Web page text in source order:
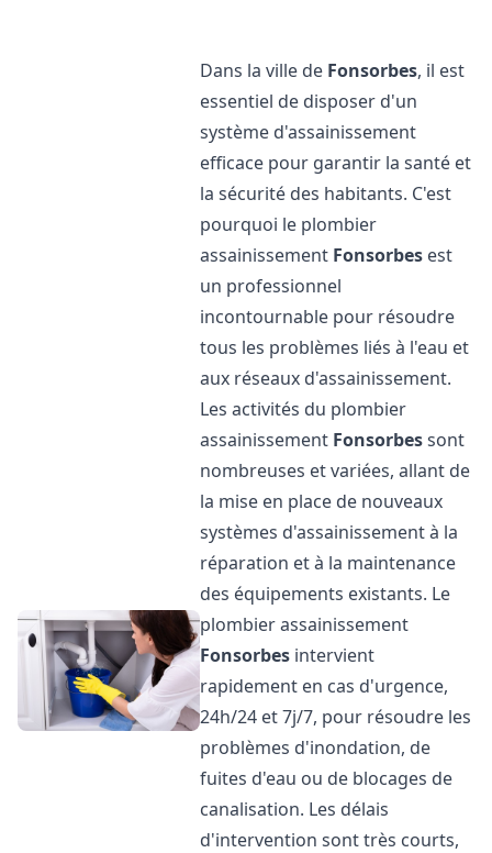
Dans la ville de Fonsorbes, il est
essentiel de disposer d'un
système d'assainissement
efficace pour garantir la santé et
la sécurité des habitants. C'est
pourquoi le plombier
assainissement Fonsorbes est
un professionnel
incontournable pour résoudre
tous les problèmes liés à l'eau et
aux réseaux d'assainissement.
Les activités du plombier
assainissement Fonsorbessont
nombreuses et variées, allant de
la mise en place de nouveaux
systèmes d'assainissement à la
réparation et à la maintenance
des équipements existants. Le
plombier assainissement
Fonsorbes intervient
rapidement en cas d'urgence,
24h/24 et 7j/7, pour résoudre les
problèmes d'inondation, de
fuites d'eau ou de blocages de
canalisation. Les délais
d'intervention sont très courts,